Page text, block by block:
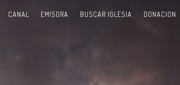
CANAL EMISORA BUSCAR IGLESIA DONACION